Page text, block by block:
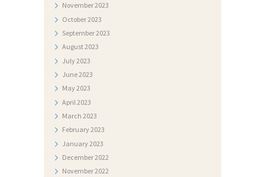
November2023
October2023
September2023
August2023
July2023
June2023
May2023
April 2023
March 2023
February2023
January2023
December2022
November2022